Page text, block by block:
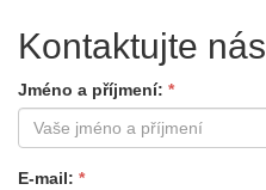
Kontaktujte nás
Jméno a příjmení
E-mail